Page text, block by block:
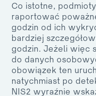
Co istotne,
raportować
godzin od ich
bardziej
godzin. Jeżeli więc
do danych
obowiązek ten
natychmiast po
NIS2 wyraźnie